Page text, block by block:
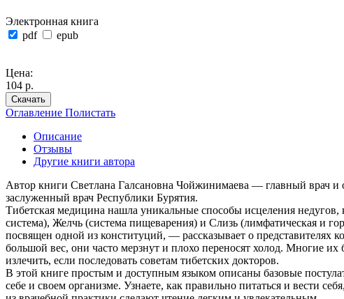
Электронная книга
pdf
epub
Цена:
104 р.
Скачать
Оглавление Полистать
Описание
Отзывы
Другие книги автора
Автор книги Светлана Галсановна Чойжинимаева — главный врач
заслуженный врач Республики Бурятия.
Тибетская медицина нашла уникальные способы исцеления
система), Желчь (система пищеварения) и Слизь (лимфатическая и
посвящен одной из конституций, — рассказывает о
большой вес, они часто мерзнут и плохо переносят холод. Многие
излечить, если последовать советам тибетских докторов.
В этой книге простым и доступным языком описаны базовые
себе и своем организме. Узнаете, как правильно питаться и вести